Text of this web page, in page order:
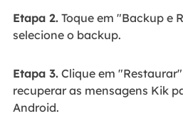
Etapa 2.Toque em "Backup e
selecione o backup.
Etapa 3.Clique em
recuperar as mensagens Kik
Android.